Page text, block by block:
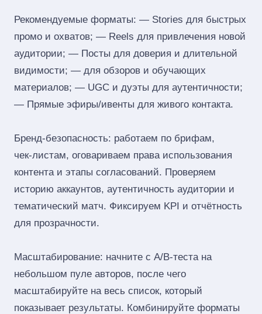
Рекомендуемые форматы: — Stories для быстрых
промо и охватов; — Reels для привлечения новой
аудитории; — Посты для доверия и длительной
видимости; — для обзоров и обучающих
материалов; — UGC и дуэты для аутентичности;
— Прямые эфиры/ивенты для живого контакта.
Бренд‑безопасность: работаем по брифам,
чек‑листам, оговариваем права использования
контента и этапы согласований. Проверяем
историю аккаунтов, аутентичность аудитории и
тематический матч. Фиксируем KPI и отчётность
для прозрачности.
Масштабирование: начните с A/B‑теста на
небольшом пуле авторов, после чего
масштабируйте на весь список, который
показывает результаты. Комбинируйте форматы